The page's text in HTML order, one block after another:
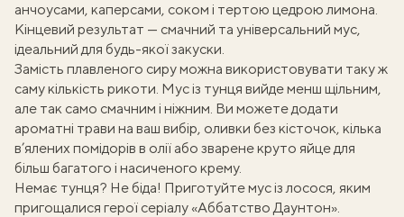
анчоусами, каперсами, соком і тертою цедрою лимона.
Кінцевий результат — смачний та універсальний мус,
ідеальний для будь-якої закуски.
Замість плавленого сиру можна використовувати таку ж
саму кількість рикоти. Мус із тунця вийде менш щільним,
але так само смачним і ніжним. Ви можете додати
ароматні трави на ваш вибір, оливки без кісточок, кілька
в’ялених помідорів в олії або зварене круто яйце для
більш багатого і насиченого крему.
Немає тунця? Не біда! Приготуйтемус із лосося, яким
пригощалися герої серіалу «Аббатство Даунтон».